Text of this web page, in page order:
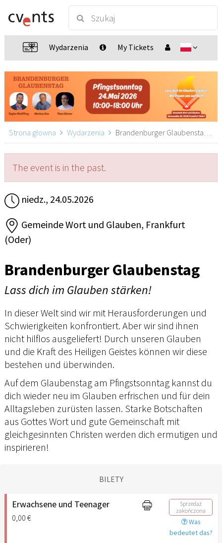
Wydarzenia My Tickets
Strona głowna Wydarzenia Brandenburger Glaubenstag, Frankfurt (Oder)
The event is in the past.
niedz., 24.05.2026
Gemeinde Wort und Glauben, Frankfurt
(Oder)
Brandenburger Glaubenstag
Lass dich im Glauben stärken!
In dieser Welt sind wir mit Herausforderungen und
Schwierigkeiten konfrontiert. Aber wir sind ihnen
nicht hilflos ausgeliefert! Durch unseren Glauben
und die Kraft des Heiligen Geistes können wir diese
bestehen und überwinden.
Auf dem Glaubenstag am Pfingstsonntag kannst du
dich wieder neu im Glauben erfrischen und für dein
Alltagsleben zurüsten lassen. Starke Botschaften
aus Gottes Wort und gute Gemeinschaft mit
gleichgesinnten Christen werden dich ermutigen und
inspirieren!
BILETY
Erwachsene und Teenager
0,00 €
Sprzedaż
zakończona
Was
bedeutet das?